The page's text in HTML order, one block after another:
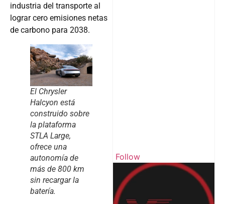
industria del transporte al
lograr cero emisiones netas
de carbono para 2038.
El Chrysler
Halcyon está
construido sobre
la plataforma
STLA Large,
ofrece una
autonomía de
más de 800 km
sin recargar la
batería.
Follow